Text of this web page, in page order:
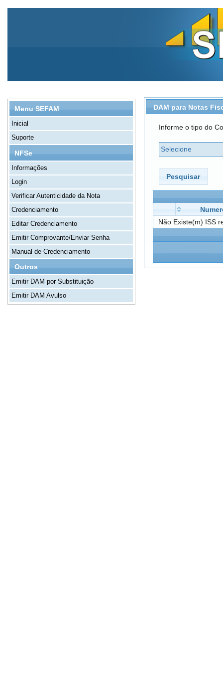
Menu SEFAM
Inicial
Suporte
NFSe
Informações
Login
Verificar Autenticidade da Nota
Credenciamento
Editar Credenciamento
Emitir Comprovante/Enviar Senha
Manual de Credenciamento
Outros
Emitir DAM por Substituição
Emitir DAM Avulso
DAM para Notas
Informe o tipo do
Selecione
Pesquisar
Não Existe(m) ISS